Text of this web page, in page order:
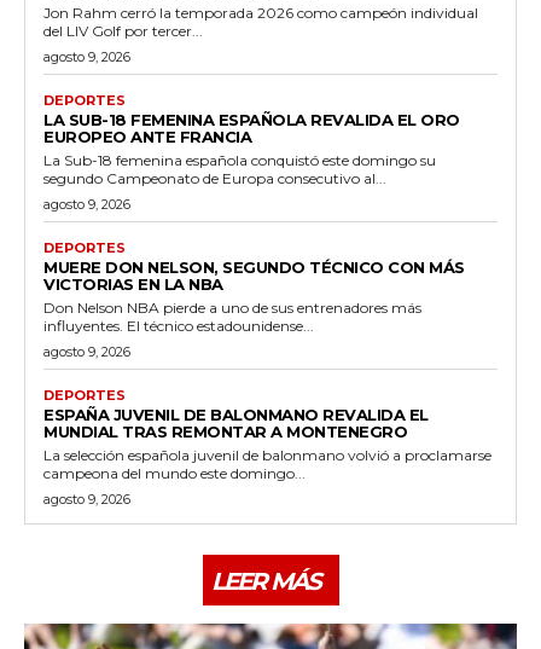
Jon Rahm cerró la temporada 2026 como campeón individual
del LIV Golf por tercer...
agosto 9, 2026
DEPORTES
LA SUB-18 FEMENINA ESPAÑOLA REVALIDA EL ORO
EUROPEO ANTE FRANCIA
La Sub-18 femenina española conquistó este domingo su
segundo Campeonato de Europa consecutivo al...
agosto 9, 2026
DEPORTES
MUERE DON NELSON, SEGUNDO TÉCNICO CON MÁS
VICTORIAS EN LA NBA
Don Nelson NBA pierde a uno de sus entrenadores más
influyentes. El técnico estadounidense...
agosto 9, 2026
DEPORTES
ESPAÑA JUVENIL DE BALONMANO REVALIDA EL
MUNDIAL TRAS REMONTAR A MONTENEGRO
La selección española juvenil de balonmano volvió a proclamarse
campeona del mundo este domingo...
agosto 9, 2026
LEER MÁS